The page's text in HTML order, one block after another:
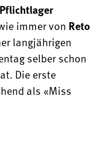
immer von Reto
langjährigen
selber schon
Die erste
als «Miss